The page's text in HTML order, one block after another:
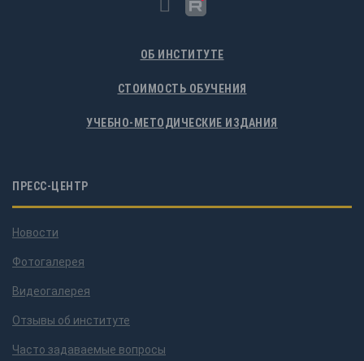
ОБ ИНСТИТУТЕ
СТОИМОСТЬ ОБУЧЕНИЯ
УЧЕБНО-МЕТОДИЧЕСКИЕ ИЗДАНИЯ
ПРЕСС-ЦЕНТР
Новости
Фотогалерея
Видеогалерея
Отзывы об институте
Часто задаваемые вопросы